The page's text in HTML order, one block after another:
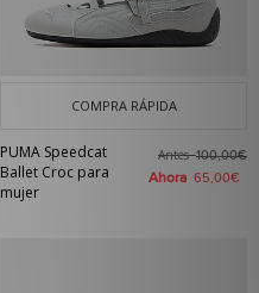
COMPRA RÁPIDA
PUMA Speedcat
Ballet Croc para
mujer
Antes100,00€
Ahora 65,00€